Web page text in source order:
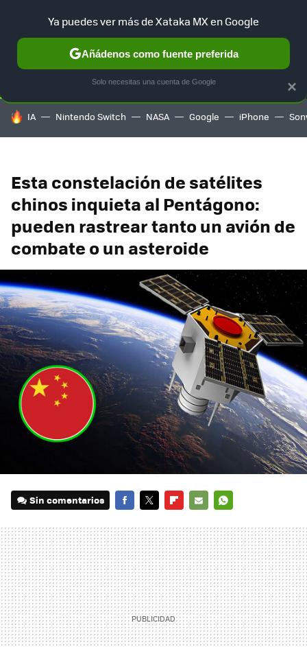
SELECCIÓN GAMING HOME AUTO TERRITORIO
HOY SE HABLA DE
IA Nintendo Switch NASA Google iPhone
Esta constelación de satélites
chinos inquieta al Pentágono:
pueden rastrear tanto un avión de
combate o un asteroide
Sin comentarios
MAIL
×
Ya puedes ver más de Xataka MX en Google
Añádenos como fuente preferida
Solo necesitas una cuenta de Google